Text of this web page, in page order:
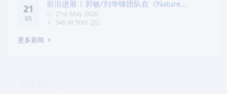
21
05
前沿进展 | 郭敏/刘华锋团队在《Nature
Commun
21st May 2026
340 W 50th ZJU
更多新闻